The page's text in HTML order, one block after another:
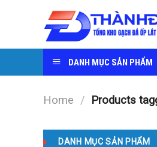
DANH MỤC SẢN PHẨM
Home / Products
DANH MỤC SẢN PHẨM